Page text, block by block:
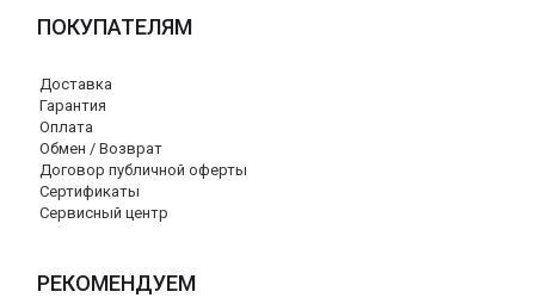
ПОКУПАТЕЛЯМ
Доставка
Гарантия
Оплата
Обмен / Возврат
Договор публичной оферты
Сертификаты
Сервисный центр
РЕКОМЕНДУЕМ